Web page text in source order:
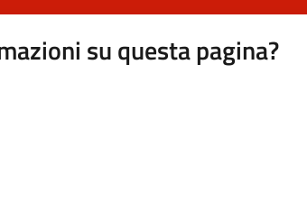
su questa pagina?